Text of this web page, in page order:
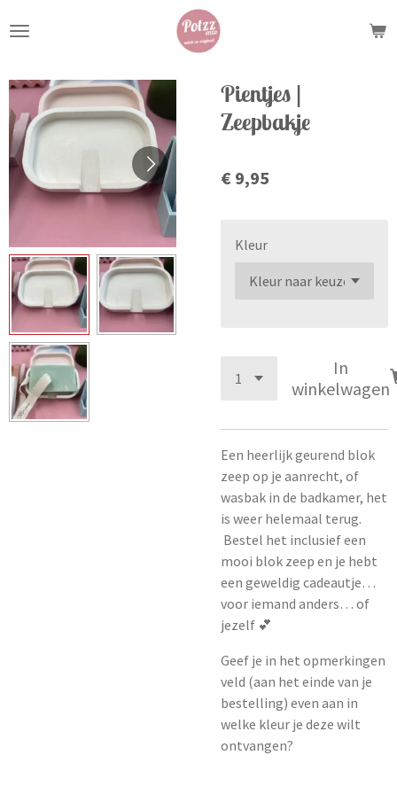
direct
de
hoofdinhoud
Pientjes |
Zeepbakje
€ 9,95
Kleur
In
winkelwagen
Een heerlijk geurend blok
zeep op je aanrecht, of
wasbak in de badkamer, het
is weer helemaal terug.
Bestel het inclusief een
mooi blok zeep en je hebt
een geweldig cadeautje…
voor iemand anders… of
jezelf 💕
Geef je in het opmerkingen
veld (aan het einde van je
bestelling) even aan in
welke kleur je deze wilt
ontvangen?